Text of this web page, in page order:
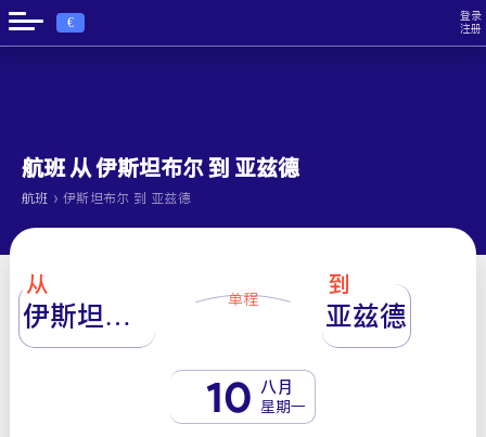
€
登录
注册
航班 从 伊斯坦布尔 到 亚兹德
航班 › 伊斯坦布尔 到 亚兹德
从
伊斯坦布尔 单程
到
亚兹德
10 八月
星期一